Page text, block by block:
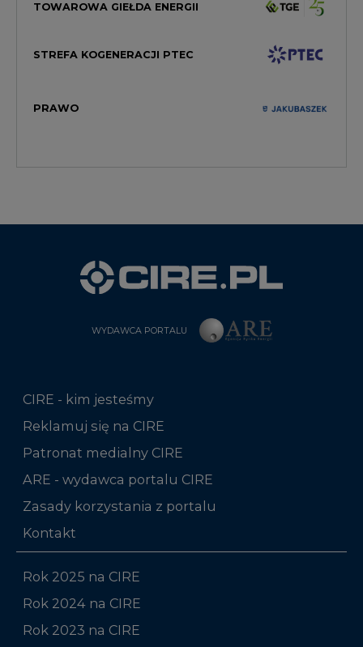
TOWAROWA GIEŁDA ENERGII
STREFA KOGENERACJI PTEC
PRAWO
WYDAWCA PORTALU
CIRE - kim jesteśmy
Reklamuj się na CIRE
Patronat medialny CIRE
ARE - wydawca portalu CIRE
Zasady korzystania z portalu
Kontakt
Rok 2025 na CIRE
Rok 2024 na CIRE
Rok 2023 na CIRE